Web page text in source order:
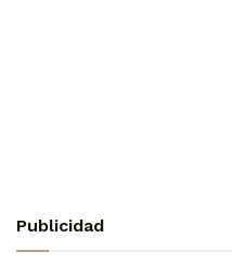
Publicidad